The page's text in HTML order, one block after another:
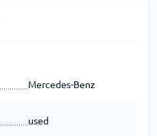
Mercedes-Benz
used